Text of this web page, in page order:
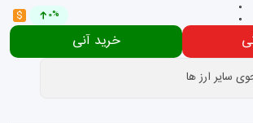
0
0
0%
$
خرید آنی